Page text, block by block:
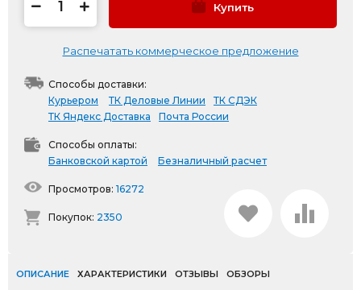
Купить
Распечатать коммерческое предложение
Способы доставки:
Курьером
ТК Деловые Линии
ТК СДЭК
ТК Яндекс Доставка
Почта России
Способы оплаты:
Банковской картой
Безналичный расчет
Просмотров: 16272
Покупок: 2350
ОПИСАНИЕ ХАРАКТЕРИСТИКИ ОТЗЫВЫ ОБЗОРЫ